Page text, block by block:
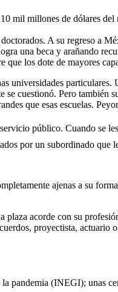
mil millones de dólares del
A su regreso a
una beca y arañando
que los dote de mayores
universidades
cuestionó. Pero también
que esas escuelas.
público. Cuando se
por un subordinado
ajenas a su
acorde con su
proyectista, actuario
pandemia (INEGI); unas